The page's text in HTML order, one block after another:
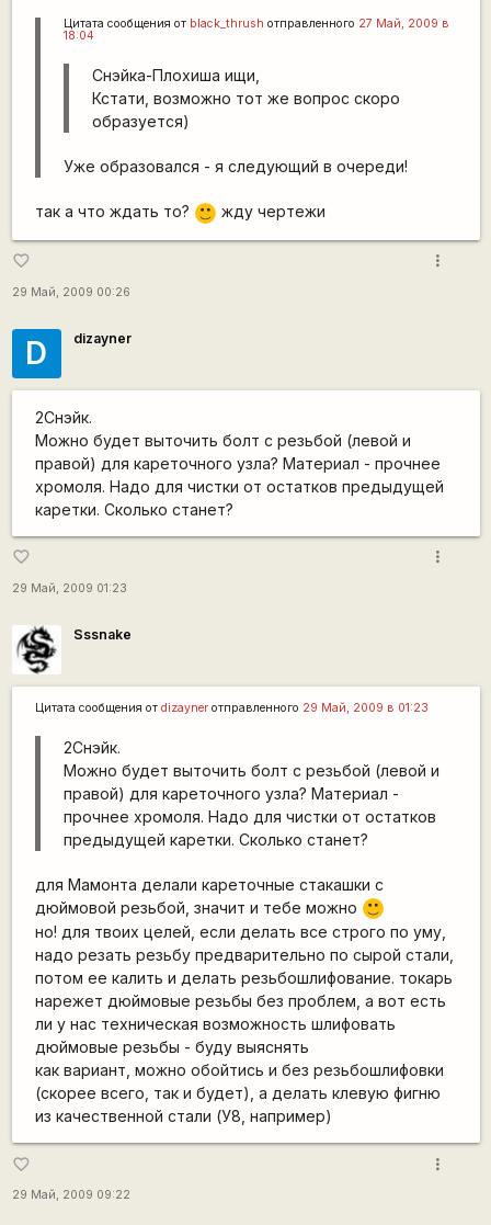
Цитата сообщения от black_thrush отправленного 27 Май, 2009 в
18:04
Снэйка-Плохиша ищи,
Кстати, возможно тот же вопрос скоро
образуется)
Уже образовался - я следующий в очереди!
так а что ждать то? :) жду чертежи
favorite_border
29 Май, 2009 00:26
more_vert
D dizayner
2Снэйк.
Можно будет выточить болт с резьбой (левой и
правой) для кареточного узла? Материал - прочнее
хромоля. Надо для чистки от остатков предыдущей
каретки. Сколько станет?
favorite_border
29 Май, 2009 01:23
more_vert
Sssnake
Цитата сообщения от dizaynerотправленного 29 Май, 2009 в 01:23
2Снэйк.
Можно будет выточить болт с резьбой (левой и
правой) для кареточного узла? Материал -
прочнее хромоля. Надо для чистки от остатков
предыдущей каретки. Сколько станет?
для Мамонта делали кареточные стакашки с
дюймовой резьбой, значит и тебе можно
:)
но! для твоих целей, если делать все строго по уму,
надо резать резьбу предварительно по сырой стали,
потом ее калить и делать резьбошлифование. токарь
нарежет дюймовые резьбы без проблем, а вот есть
ли у нас техническая возможность шлифовать
дюймовые резьбы - буду выяснять
как вариант, можно обойтись и без резьбошлифовки
(скорее всего, так и будет), а делать клевую фигню
из качественной стали (У8, например)
favorite_border
29 Май, 2009 09:22
more_vert